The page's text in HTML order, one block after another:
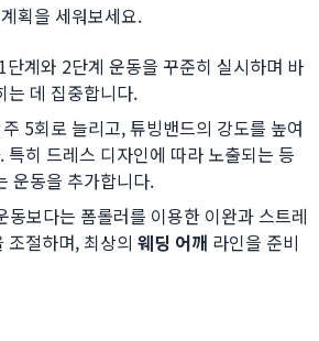
획을 세워보세요.
단계와 2단계 운동을 꾸준히 실시하며 바
는 데 집중합니다.
5회로 늘리고, 튜빙밴드의 강도를 높여
특히 드레스 디자인에 따라 노출되는 등
운동을 추가합니다.
동보다는 폼롤러를 이용한 이완과 스트레
조절하며, 최상의 웨딩 어깨 라인을 준비